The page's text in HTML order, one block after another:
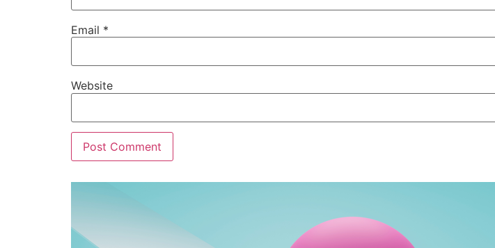
Email *
Website